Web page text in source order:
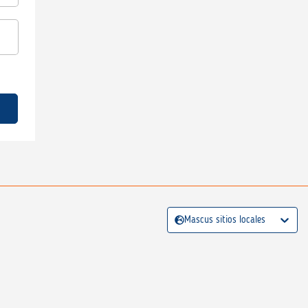
Mascus sitios locales